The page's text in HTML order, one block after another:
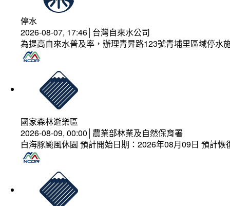
停水
2026-08-07, 17:46│台灣自來水公司
為提高自來水普及率，辦理青昇路123號青埔里區域停水
國家森林遊樂區
2026-08-09, 00:00│農業部林業及自然保育署
白海豚颱風休園 預計開始日期：2026年08月09日 預計